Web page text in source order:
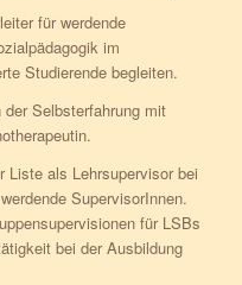
für werdende
im
Studierende begleiten.
Selbsterfahrung mit
Liste als Lehrsupervisor bei
SupervisorInnen.
für LSBs
bei der Ausbildung